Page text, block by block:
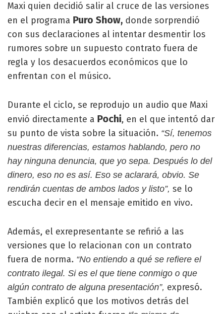
Maxi quien decidió salir al cruce de las versiones
en el programa Puro Show, donde sorprendió
con sus declaraciones al intentar desmentir los
rumores sobre un supuesto contrato fuera de
regla y los desacuerdos económicos que lo
enfrentan con el músico.
Durante el ciclo, se reprodujo un audio que Maxi
envió directamente a Pochi, en el que intentó dar
su punto de vista sobre la situación. “Sí, tenemos
nuestras diferencias, estamos hablando, pero no
hay ninguna denuncia, que yo sepa. Después lo del
dinero, eso no es así. Eso se aclarará, obvio. Se
rendirán cuentas de ambos lados y listo”, se lo
escucha decir en el mensaje emitido en vivo.
Además, el exrepresentante se refirió a las
versiones que lo relacionan con un contrato
fuera de norma. “No entiendo a qué se refiere el
contrato ilegal. Si es el que tiene conmigo o que
algún contrato de alguna presentación”, expresó.
También explicó que los motivos detrás del